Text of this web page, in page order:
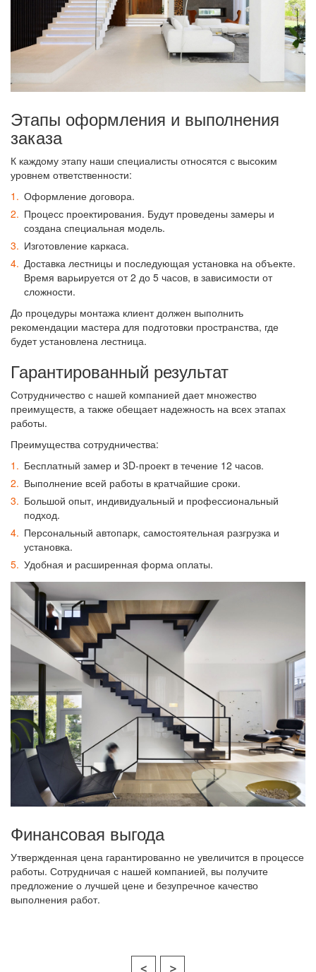
Этапы оформления и выполнения
заказа
К каждому этапу наши специалисты относятся с высоким
уровнем ответственности:
Оформление договора.
Процесс проектирования. Будут проведены замеры и
создана специальная модель.
Изготовление каркаса.
Доставка лестницы и последующая установка на объекте.
Время варьируется от 2 до 5 часов, в зависимости от
сложности.
До процедуры монтажа клиент должен выполнить
рекомендации мастера для подготовки пространства, где
будет установлена лестница.
Гарантированный результат
Сотрудничество с нашей компанией дает множество
преимуществ, а также обещает надежность на всех этапах
работы.
Преимущества сотрудничества:
Бесплатный замер и 3D-проект в течение 12 часов.
Выполнение всей работы в кратчайшие сроки.
Большой опыт, индивидуальный и профессиональный
подход.
Персональный автопарк, самостоятельная разгрузка и
установка.
Удобная и расширенная форма оплаты.
Финансовая выгода
Утвержденная цена гарантированно не увеличится в процессе
работы. Сотрудничая с нашей компанией, вы получите
предложение о лучшей цене и безупречное качество
выполнения работ.